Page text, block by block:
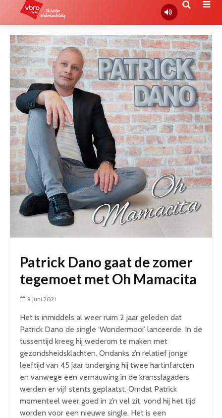
Patrick Dano gaat de zomer
tegemoet met Oh Mamacita
9 juni 2021
Het is inmiddels al weer ruim 2 jaar geleden dat
Patrick Dano de single ‘Wondermooi’ lanceerde. In de
tussentijd kreeg hij wederom te maken met
gezondsheidsklachten. Ondanks z’n relatief jonge
leeftijd van 45 jaar onderging hij twee hartinfarcten
en vanwege een vernauwing in de kransslagaders
werden er vijf stents geplaatst. Omdat Patrick
momenteel weer goed in z’n vel zit, vond hij het tijd
worden voor een nieuwe single. Het is een